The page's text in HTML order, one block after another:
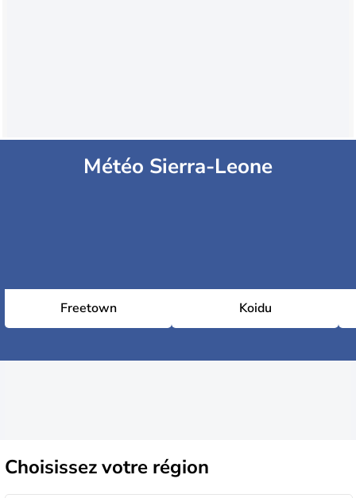
Météo Sierra-Leone
Freetown Koidu
Choisissezvotre région